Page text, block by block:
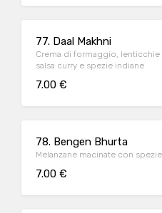
77. Daal Makhni
Crema di formaggio,
salsa curry e spezie indiane
7.00 €
78. Bengen Bhurta
Melanzane macinate con spezie
7.00 €